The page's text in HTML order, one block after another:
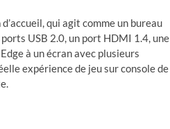
qui agit comme un bureau
USB 2.0, un port HDMI 1.4, une
à un écran avec plusieurs
expérience de jeu sur console de